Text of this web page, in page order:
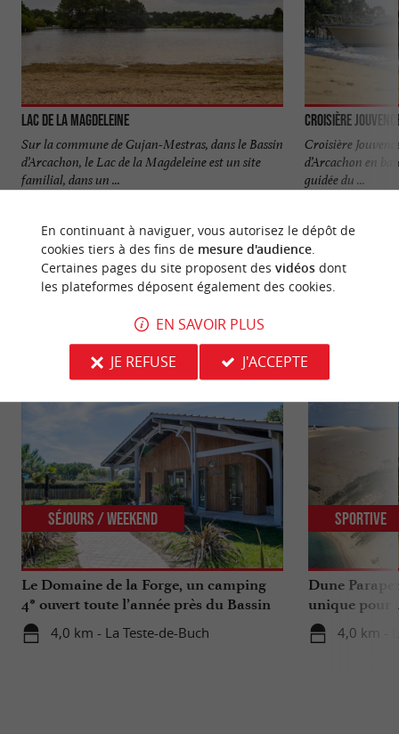
Lac de la Magdeleine
Sur la commune de Gujan-Mestras, dans le Bassin
d’Arcachon, le Lac de la Magdeleine est un site
familial, dans un ...
Croisière
Croisière
d’Arcachon en
guidée du ...
NOUS AVONS TESTÉPOUR VOUS
Le Domaine de la Forge, un camping
4* ouvert toute l’année près du Bassin
d’Arcachon
4,0 km - La Teste-de-Buch
Séjours / Weekend
Dune
unique pour
Gironde
4,0 km -
Sportive
En continuant à naviguer, vous autorisez le dépôt de
cookies tiers à des fins de mesure d'audience.
Certaines pages du site proposent des vidéosdont
les plateformes déposent également des cookies.
EN SAVOIR PLUS
JE REFUSE
J'ACCEPTE